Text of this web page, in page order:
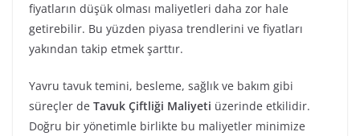
fiyatların düşük olması maliyetleri daha zor hale
getirebilir. Bu yüzden piyasa trendlerini ve fiyatları
yakından takip etmek şarttır.
Yavru tavuk temini, besleme, sağlık ve bakım gibi
süreçler de Tavuk Çiftliği Maliyeti üzerinde etkilidir.
Doğru bir yönetimle birlikte bu maliyetler minimize